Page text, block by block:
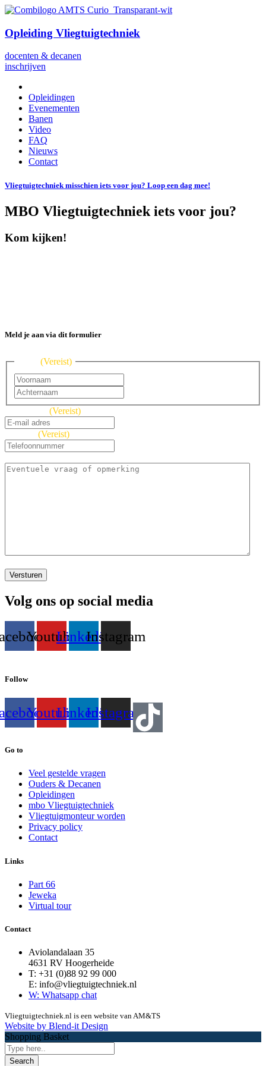
Opleiding Vliegtuigtechniek
docenten & decanen
inschrijven
Opleidingen
Evenementen
Banen
Video
FAQ
Nieuws
Contact
Vliegtuigtechniek misschien iets voor jou? Loop een dag mee!
MBO Vliegtuigtechniek iets voor jou?
Kom kijken!
Meld je aan via dit formulier
(Vereist)
(Vereist)
(Vereist)
Volg ons op social media
YoutubeLinkedinInstagram
Follow
YoutubeLinkedinInstagram
Go to
Veel gestelde vragen
Ouders & Decanen
Opleidingen
mbo Vliegtuigtechniek
Vliegtuigmonteur worden
Privacy policy
Contact
Links
Part 66
Jeweka
Virtual tour
Contact
Aviolandalaan 35
4631 RV Hoogerheide
T: +31 (0)88 92 99 000
E: info@vliegtuigtechniek.nl
W: Whatsapp chat
Vliegtuigtechniek.nl is een website van AM&TS
Website by Blend-it Design
Shopping Basket